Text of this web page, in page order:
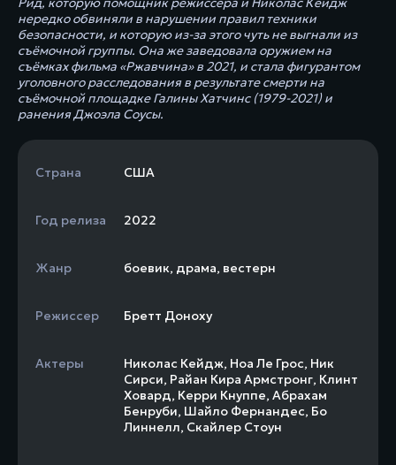
нередко обвиняли в нарушении правил техники
безопасности, и которую из-за этого чуть не выгнали из
съёмочной группы. Она же заведовала оружием на
съёмках фильма «Ржавчина» в 2021, и стала фигурантом
уголовного расследования в результате смерти на
съёмочной площадке Галины Хатчинс (1979-2021) и
ранения Джоэла Соусы.
Страна США
Год релиза 2022
Жанр боевик, драма, вестерн
Режиссер Бретт Доноху
Актеры Николас Кейдж, Ноа Ле Грос, Ник
Сирси, Райан Кира Армстронг, Клинт
Ховард, Керри Кнуппе, Абрахам
Бенруби, Шайло Фернандес, Бо
Линнелл, Скайлер Стоун